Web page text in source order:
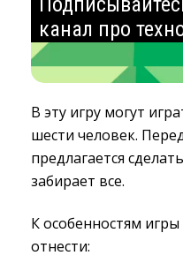
канал про
В эту игру могут
шести человек.
предлагается
забирает все.
К особенностям
отнести: